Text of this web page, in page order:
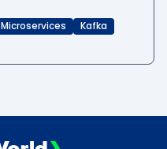
Microservices
Kafka